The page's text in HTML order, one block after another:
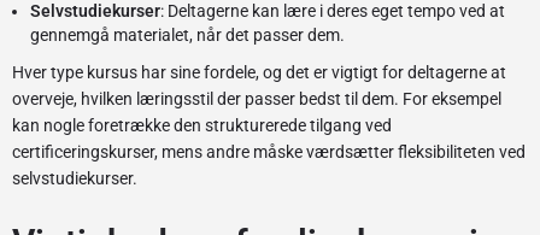
Selvstudiekurser: Deltagerne kan lære i deres eget tempo ved at
gennemgå materialet, når det passer dem.
Hver type kursus har sine fordele, og det er vigtigt for deltagerne at
overveje, hvilken læringsstil der passer bedst til dem. For eksempel
kan nogle foretrække den strukturerede tilgang ved
certificeringskurser, mens andre måske værdsætter fleksibiliteten ved
selvstudiekurser.